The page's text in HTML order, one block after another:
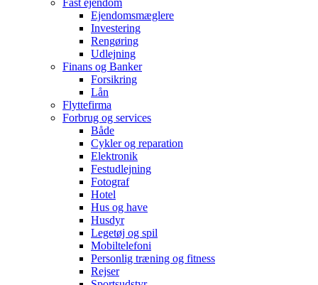
Fast ejendom
Ejendomsmæglere
Investering
Rengøring
Udlejning
Finans og Banker
Forsikring
Lån
Flyttefirma
Forbrug og services
Både
Cykler og reparation
Elektronik
Festudlejning
Fotograf
Hotel
Hus og have
Husdyr
Legetøj og spil
Mobiltelefoni
Personlig træning og fitness
Rejser